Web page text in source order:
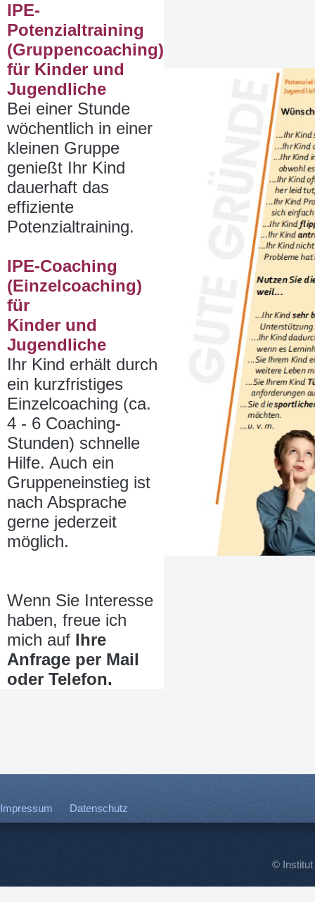
IPE-
Potenzialtraining
(Gruppencoaching)
für Kinder und
Jugendliche
Bei einer Stunde
wöchentlich in einer
kleinen Gruppe
genießt Ihr Kind
dauerhaft das
effiziente
Potenzialtraining.
IPE-Coaching
(Einzelcoaching)
für
Kinder und
Jugendliche
Ihr Kind erhält durch
ein kurzfristiges
Einzelcoaching (ca.
4 - 6 Coaching-
Stunden) schnelle
Hilfe. Auch ein
Gruppeneinstieg ist
nach Absprache
gerne jederzeit
möglich.
Wenn Sie Interesse
haben, freue ich
mich auf Ihre
Anfrage per Mail
oder Telefon.
Impressum Datenschutz
© Institut